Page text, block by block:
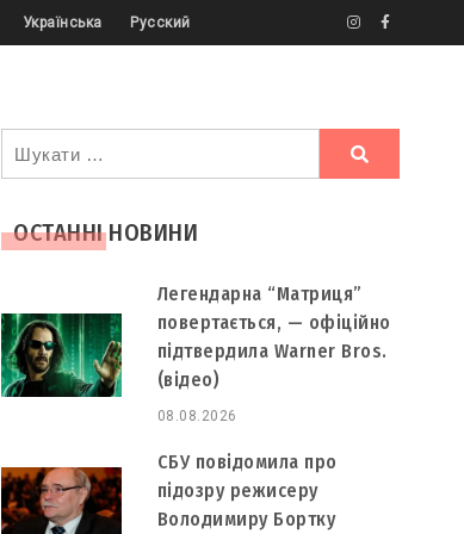
Українська Русский
Ви
шукали
ОСТАННІ НОВИНИ
Легендарна “Матриця”
повертається, — офіційно
підтвердила Warner Bros.
(відео)
08.08.2026
СБУ повідомила про
підозру режисеру
Володимиру Бортку